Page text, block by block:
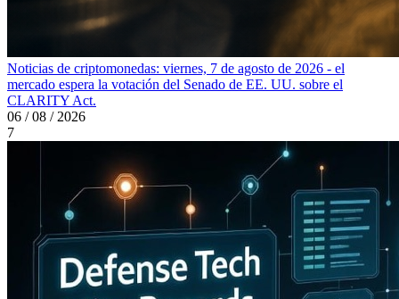
Noticias de criptomonedas: viernes, 7 de agosto de 2026 - el
mercado espera la votación del Senado de EE. UU. sobre el
CLARITY Act.
06 / 08 / 2026
7